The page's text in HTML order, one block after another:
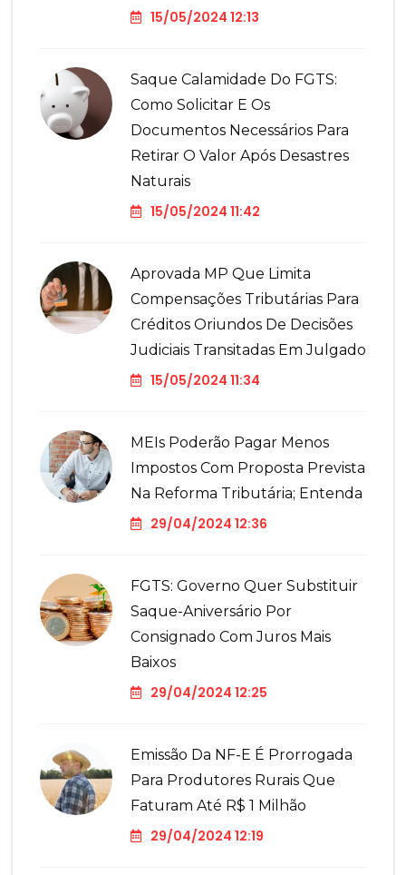
15/05/2024 12:13
Saque Calamidade Do FGTS:
Como Solicitar E Os
Documentos Necessários Para
Retirar O Valor Após Desastres
Naturais
15/05/2024 11:42
Aprovada MP Que Limita
Compensações Tributárias Para
Créditos Oriundos De Decisões
Judiciais Transitadas Em Julgado
15/05/2024 11:34
MEIs Poderão Pagar Menos
Impostos Com Proposta Prevista
Na Reforma Tributária; Entenda
29/04/2024 12:36
FGTS: Governo Quer Substituir
Saque-Aniversário Por
Consignado Com Juros Mais
Baixos
29/04/2024 12:25
Emissão Da NF-E É Prorrogada
Para Produtores Rurais Que
Faturam Até R$ 1 Milhão
29/04/2024 12:19